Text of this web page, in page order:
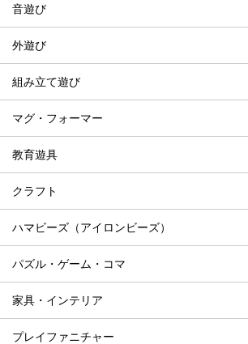
音遊び
外遊び
組み立て遊び
マグ・フォーマー
教育遊具
クラフト
ハマビーズ（アイロンビーズ）
パズル・ゲーム・コマ
家具・インテリア
プレイファニチャー